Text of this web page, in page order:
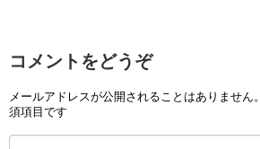
コメントをどうぞ
メールアドレスが公開されることはありません。
須項目です